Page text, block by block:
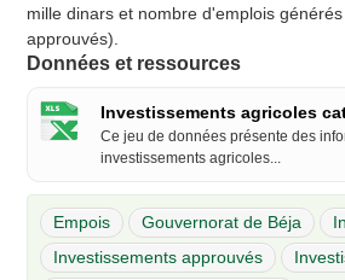
mille dinars et nombre d'emplois
approuvés).
Données et ressources
Investissements agricoles
Ce jeu de données présente des
investissements agricoles...
Empois Gouvernorat de Béja
Investissements approuvés